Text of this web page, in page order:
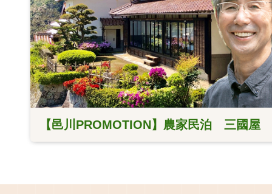
【邑川PROMOTION】農家民泊 三國屋